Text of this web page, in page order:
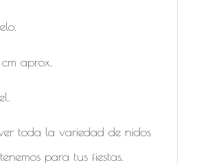
aprox.
toda la variedad de nidos
para tus fiestas.